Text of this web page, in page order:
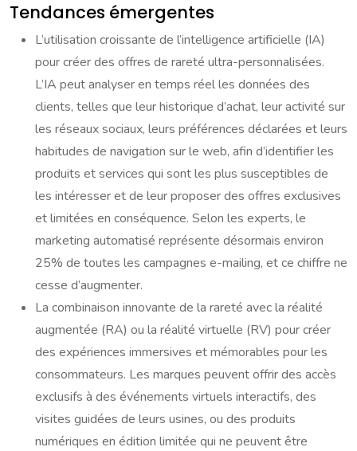
Tendances émergentes
L’utilisation croissante de l’intelligence artificielle (IA)
pour créer des offres de rareté ultra-personnalisées.
L’IA peut analyser en temps réel les données des
clients, telles que leur historique d’achat, leur activité sur
les réseaux sociaux, leurs préférences déclarées et leurs
habitudes de navigation sur le web, afin d’identifier les
produits et services qui sont les plus susceptibles de
les intéresser et de leur proposer des offres exclusives
et limitées en conséquence. Selon les experts, le
marketing automatisé représente désormais environ
25% de toutes les campagnes e-mailing, et ce chiffre ne
cesse d’augmenter.
La combinaison innovante de la rareté avec la réalité
augmentée (RA) ou la réalité virtuelle (RV) pour créer
des expériences immersives et mémorables pour les
consommateurs. Les marques peuvent offrir des accès
exclusifs à des événements virtuels interactifs, des
visites guidées de leurs usines, ou des produits
numériques en édition limitée qui ne peuvent être